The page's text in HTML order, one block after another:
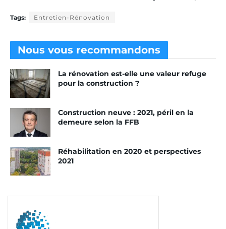
Tags: Entretien-Rénovation
Nous vous recommandons
La rénovation est-elle une valeur refuge
pour la construction ?
Construction neuve : 2021, péril en la
demeure selon la FFB
Réhabilitation en 2020 et perspectives
2021